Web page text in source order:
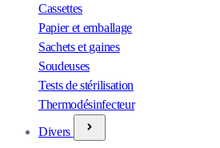
Cassettes
Papier et emballage
Sachets et gaines
Soudeuses
Tests de stérilisation
Thermodésinfecteur
Divers